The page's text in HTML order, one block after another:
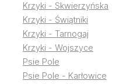
Krzyki - Skwierzyńska
Krzyki - Świątniki
Krzyki - Tarnogaj
Krzyki - Wojszyce
Psie Pole
Psie Pole - Karłowice